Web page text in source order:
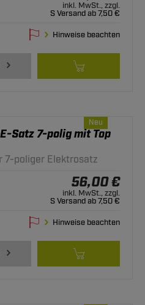
inkl. MwSt., zzgl.
S Versand ab 7,50 €
Hinweise beachten
Neu
Satz 7-polig mit Top
7-poliger Elektrosatz
56,00 €
inkl. MwSt., zzgl.
S Versand ab 7,50 €
Hinweise beachten